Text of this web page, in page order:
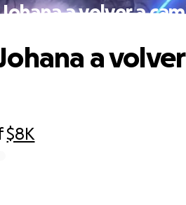
a volver a
$8K
a